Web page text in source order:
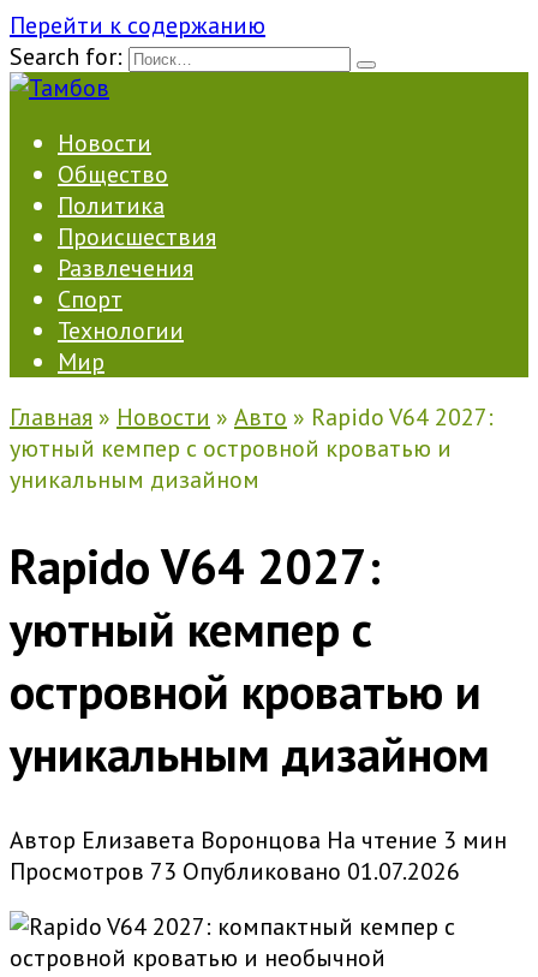
Перейти к содержанию
Search for:
Новости
Общество
Политика
Происшествия
Развлечения
Спорт
Технологии
Мир
Главная » Новости » Авто » Rapido V64 2027:
уютный кемпер с островной кроватью и
уникальным дизайном
Rapido V64 2027:
уютный кемпер с
островной кроватью и
уникальным дизайном
Автор Елизавета Воронцова На чтение 3 мин
Просмотров 73 Опубликовано 01.07.2026